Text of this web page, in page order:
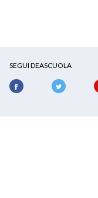
SEGUI DEASCUOLA